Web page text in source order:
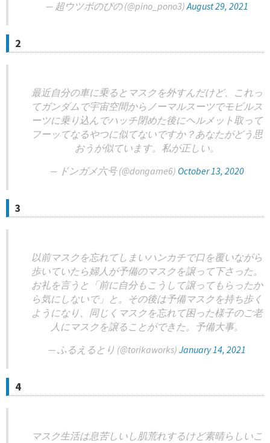
— 超ウツボのぴの (@pino_pono3)August 29, 2021
2
最近自分の車に乗るとマスクを外すんだけど、これっ
てガンダムで宇宙空間からノーマルスーツでモビルス
ーツに乗り込んでハッチ閉めた後にヘルメット取って
フーッてなるやつに似てないですか？あなたがどう思
おうが似ています。私が正しい。
— ドンガメ六号 (@dongame6) October 13, 2020
3
以前マスクを忘れてしまいハンカチで口を覆いながら
歩いていたら婦人が予備のマスクを譲って下さった。
お礼を言うと「前に自分もこうして譲ってもらったか
ら気にしないで」と。その後は予備マスクを持ち歩く
ようになり、同じくマスクを忘れて困った様子のご老
人にマスクを譲ることができた。予備大事。
— ふるえるとり (@torikaworks) January 14, 2021
4
マスク生活は息苦しいし肌荒れするけど素晴らしいこ